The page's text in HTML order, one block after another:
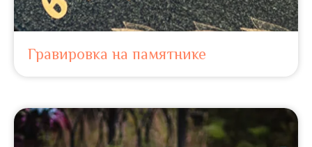
Гравировка на памятнике